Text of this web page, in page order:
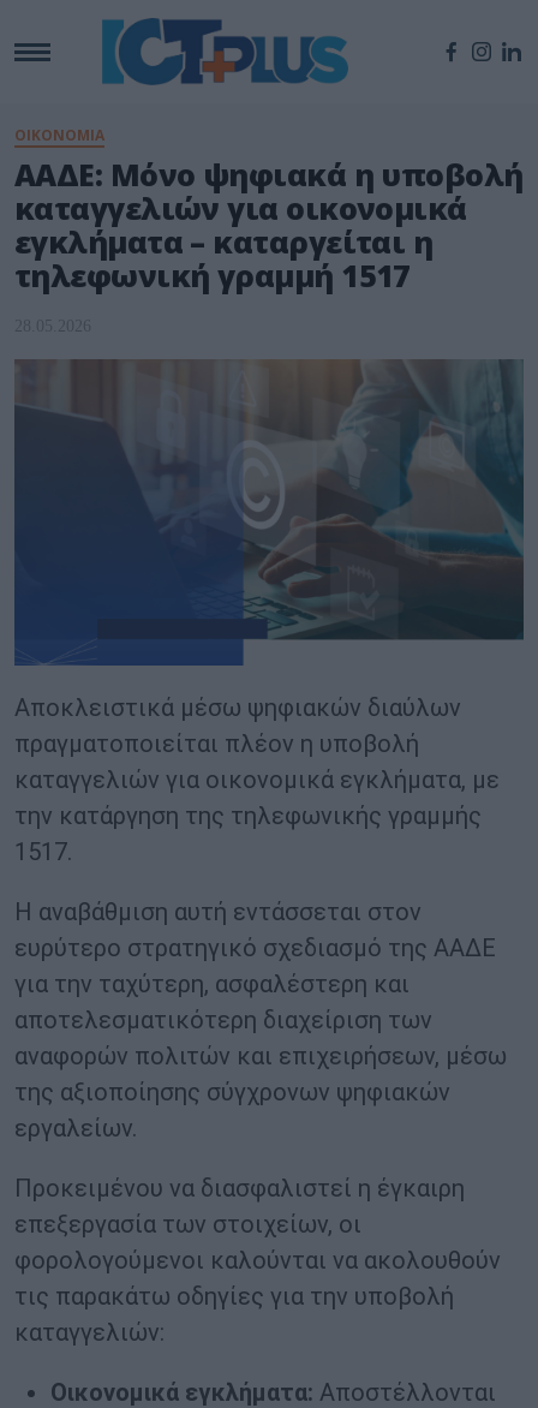
ΟΙΚΟΝΟΜΙΑ
ΑΑΔΕ: Μόνο ψηφιακά η υποβολή
καταγγελιών για οικονομικά
εγκλήματα – καταργείται η
τηλεφωνική γραμμή 1517
28.05.2026
Αποκλειστικά μέσω ψηφιακών διαύλων
πραγματοποιείται πλέον η υποβολή
καταγγελιών για οικονομικά εγκλήματα, με
την κατάργηση της τηλεφωνικής γραμμής
1517.
Η αναβάθμιση αυτή εντάσσεται στον
ευρύτερο στρατηγικό σχεδιασμό της ΑΑΔΕ
για την ταχύτερη, ασφαλέστερη και
αποτελεσματικότερη διαχείριση των
αναφορών πολιτών και επιχειρήσεων, μέσω
της αξιοποίησης σύγχρονων ψηφιακών
εργαλείων.
Προκειμένου να διασφαλιστεί η έγκαιρη
επεξεργασία των στοιχείων, οι
φορολογούμενοι καλούνται να ακολουθούν
τις παρακάτω οδηγίες για την υποβολή
καταγγελιών:
Οικονομικά εγκλήματα: Αποστέλλονται